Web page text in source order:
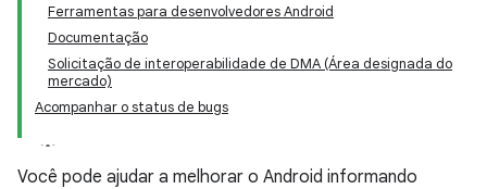
Ferramentas para desenvolvedores Android
Documentação
Solicitação de interoperabilidade de DMA (Área designada do
mercado)
Acompanhar o status de bugs
Você pode ajudar a melhorar o Android informando